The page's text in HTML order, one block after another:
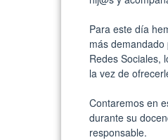
Para este día
más
Redes Sociales,
la vez de
Contaremos en
durante su
responsable.